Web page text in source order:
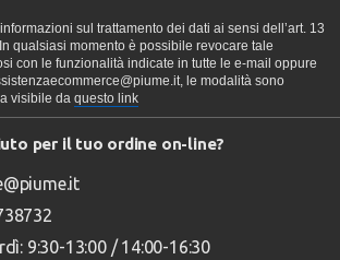
sul trattamento dei dati ai sensi dell’art. 13
qualsiasi momento è possibile revocare tale
con le funzionalità indicate in tutte le e-mail oppure
le modalità sono
visibile da questo link
per il tuo ordine on-line?
9:30-13:00 / 14:00-16:30